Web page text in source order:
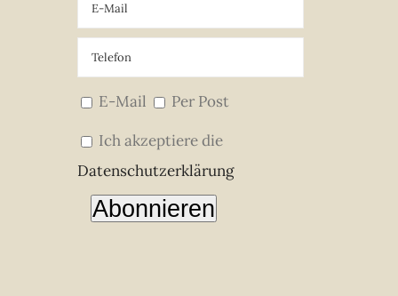
E-Mail
Per Post
Ich akzeptiere die
Datenschutzerklärung
Abonnieren